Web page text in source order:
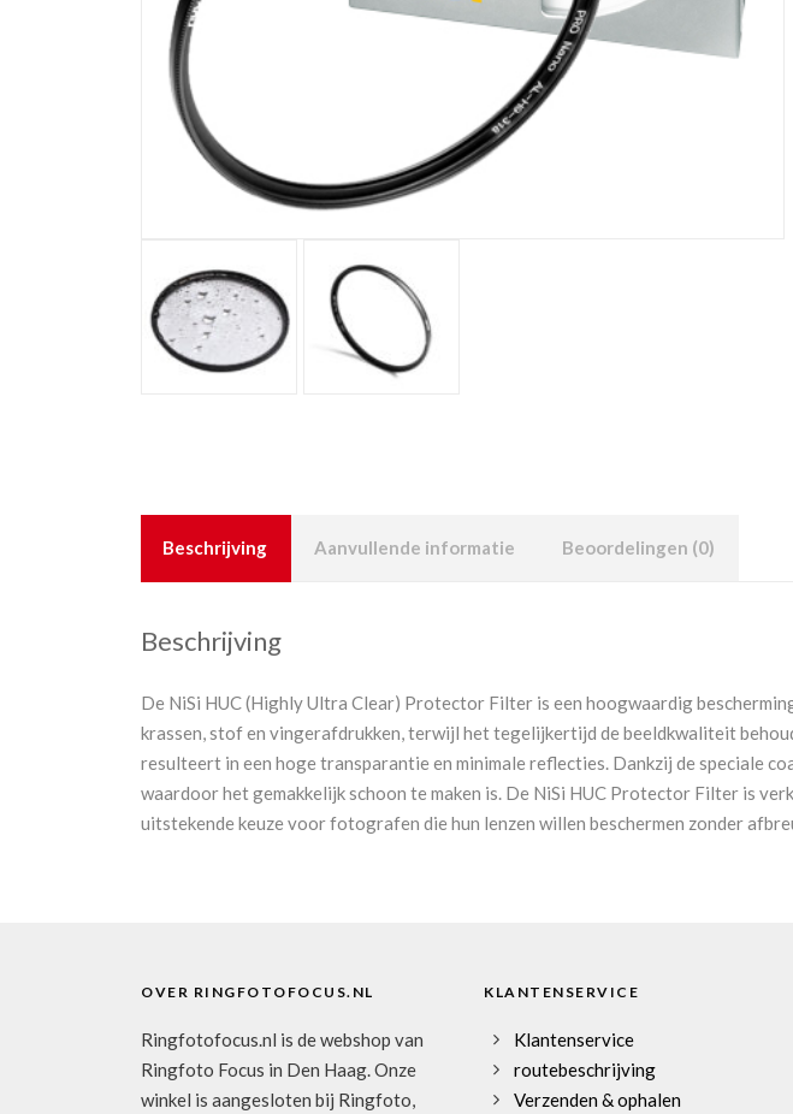
Beschrijving Aanvullende informatie Beoordelingen (0)
Beschrijving
De NiSi HUC (Highly Ultra Clear) Protector Filter is een hoogwaardig
krassen, stof en vingerafdrukken, terwijl het tegelijkertijd de beeldkwaliteit
resulteert in een hoge transparantie en minimale reflecties. Dankzij de speciale
waardoor het gemakkelijk schoon te maken is. De NiSi HUC Protector Filter is
uitstekende keuze voor fotografen die hun lenzen willen beschermen zonder
OVER RINGFOTOFOCUS.NL
Ringfotofocus.nl is de webshop van
Ringfoto Focus in Den Haag. Onze
winkel is aangesloten bij Ringfoto,
KLANTENSERVICE
Klantenservice
routebeschrijving
Verzenden & ophalen